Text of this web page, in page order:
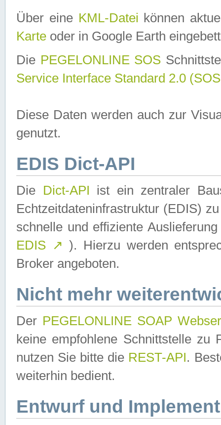
Über eine KML-Datei können
Karte oder in Google Earth
Die PEGELONLINE SOS
Service Interface Standard 2.0
Diese Daten werden auch zur
genutzt.
EDIS Dict-API
Die Dict-API ist ein zentraler
Echtzeitdateninfrastruktur (EDIS)
schnelle und effiziente
EDIS ↗ ). Hierzu werden
Broker angeboten.
Nicht mehr
Der PEGELONLINE SOAP
keine empfohlene Schnittstelle zu
nutzen Sie bitte die REST-API.
weiterhin bedient.
Entwurf und